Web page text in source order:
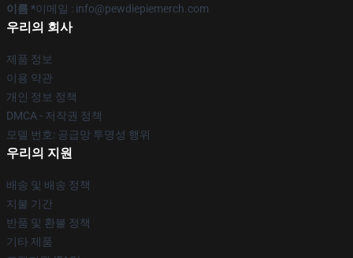
이름 *이메일 : info@pewdiepiemerch.com
우리의 회사
제품 정보
이용 약관
개인 정보 정책
DMCA - 저작권 정책
모델 번호: 공급망 투명성 행위
우리의 지원
배송 및 배송 정책
지불 기간
반품 및 환불 정책
기타 제품